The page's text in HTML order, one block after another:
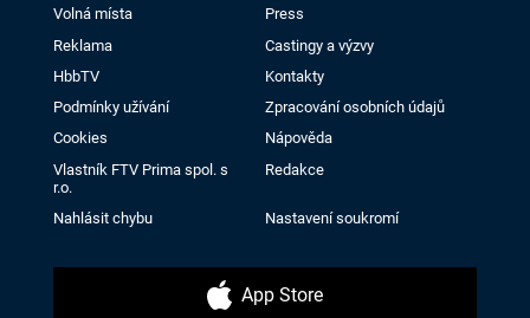
Volná místa
Press
Reklama
Castingy a výzvy
HbbTV
Kontakty
Podmínky užívání
Zpracování osobních údajů
Cookies
Nápověda
Vlastník FTV Prima spol. s
r.o.
Redakce
Nahlásit chybu Nastavení soukromí
App Store